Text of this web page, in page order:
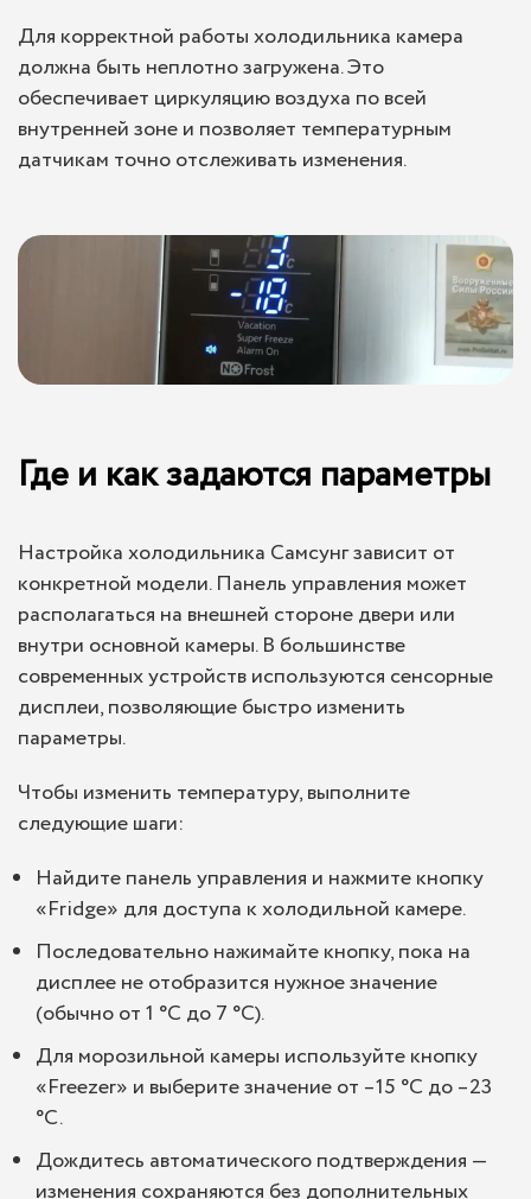
Для корректной работы холодильника камера
должна быть неплотно загружена. Это
обеспечивает циркуляцию воздуха по всей
внутренней зоне и позволяет температурным
датчикам точно отслеживать изменения.
Где и как задаются параметры
Настройка холодильника Самсунг зависит от
конкретной модели. Панель управления может
располагаться на внешней стороне двери или
внутри основной камеры. В большинстве
современных устройств используются сенсорные
дисплеи, позволяющие быстро изменить
параметры.
Чтобы изменить температуру, выполните
следующие шаги:
Найдите панель управления и нажмите кнопку
«Fridge» для доступа к холодильной камере.
Последовательно нажимайте кнопку, пока на
дисплее не отобразится нужное значение
(обычно от 1 °C до 7 °C).
Для морозильной камеры используйте кнопку
«Freezer» и выберите значение от –15 °C до –23
°C.
Дождитесь автоматического подтверждения —
изменения сохраняются без дополнительных